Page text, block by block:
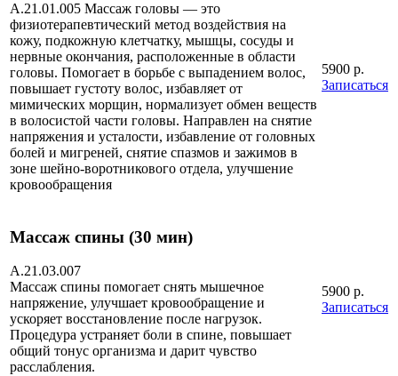
А.21.01.005 Массаж головы — это
физиотерапевтический метод воздействия на
кожу, подкожную клетчатку, мышцы, сосуды и
нервные окончания, расположенные в области
головы. Помогает в борьбе с выпадением волос,
повышает густоту волос, избавляет от
мимических морщин, нормализует обмен веществ
в волосистой части головы. Направлен на снятие
напряжения и усталости, избавление от головных
болей и мигреней, снятие спазмов и зажимов в
зоне шейно-воротникового отдела, улучшение
кровообращения
5900 р.
Записаться
Массаж спины (30 мин)
А.21.03.007
Массаж спины помогает снять мышечное
напряжение, улучшает кровообращение и
ускоряет восстановление после нагрузок.
Процедура устраняет боли в спине, повышает
общий тонус организма и дарит чувство
расслабления.
5900 р.
Записаться